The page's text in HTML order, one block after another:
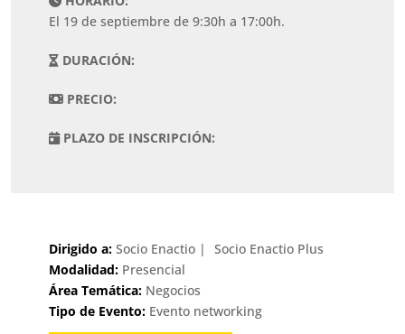
El 19 de septiembre de 9:30h a 17:00h.
DURACIÓN:
PRECIO:
PLAZO DE INSCRIPCIÓN:
Dirigido a: Socio Enactio
Socio Enactio Plus
Modalidad: Presencial
Área Temática: Negocios
Tipo de Evento: Evento networking